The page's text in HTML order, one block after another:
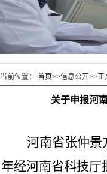
当前位置： 首页>>信息公开>>正
关于申报河
河南省张仲景
年经河南省科技厅